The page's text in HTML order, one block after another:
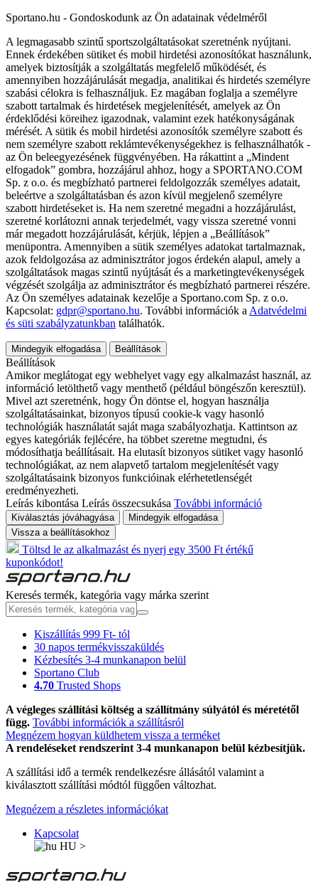
Sportano.hu - Gondoskodunk az Ön adatainak védelméről
A legmagasabb szintű sportszolgáltatásokat szeretnénk nyújtani.
Ennek érdekében sütiket és mobil hirdetési azonosítókat használunk,
amelyek biztosítják a szolgáltatás megfelelő működését, és
amennyiben hozzájárulását megadja, analitikai és hirdetés személyre
szabási célokra is felhasználjuk. Ez magában foglalja a személyre
szabott tartalmak és hirdetések megjelenítését, amelyek az Ön
érdeklődési köreihez igazodnak, valamint ezek hatékonyságának
mérését. A sütik és mobil hirdetési azonosítók személyre szabott és
nem személyre szabott reklámtevékenységekhez is felhasználhatók -
az Ön beleegyezésének függvényében. Ha rákattint a „Mindent
elfogadok” gombra, hozzájárul ahhoz, hogy a SPORTANO.COM
Sp. z o.o. és megbízható partnerei feldolgozzák személyes adatait,
beleértve a szolgáltatásban és azon kívül megjelenő személyre
szabott hirdetéseket is. Ha nem szeretné megadni a hozzájárulást,
szeretné korlátozni annak terjedelmét, vagy vissza szeretné vonni
már megadott hozzájárulását, kérjük, lépjen a „Beállítások”
menüpontra. Amennyiben a sütik személyes adatokat tartalmaznak,
azok feldolgozása az adminisztrátor jogos érdekén alapul, amely a
szolgáltatások magas szintű nyújtását és a marketingtevékenységek
végzését szolgálja az adminisztrátor és megbízható partnerei részére.
Az Ön személyes adatainak kezelője a Sportano.com Sp. z o.o.
Kapcsolat: gdpr@sportano.hu. További információk a Adatvédelmi
és süti szabályzatunkban találhatók.
Mindegyik elfogadása Beállítások
Beállítások
Amikor meglátogat egy webhelyet vagy egy alkalmazást használ, az
információ letölthető vagy menthető (például böngészőn keresztül).
Mivel azt szeretnénk, hogy Ön döntse el, hogyan használja
szolgáltatásainkat, bizonyos típusú cookie-k vagy hasonló
technológiák használatát saját maga szabályozhatja. Kattintson az
egyes kategóriák fejlécére, ha többet szeretne megtudni, és
módosíthatja beállításait. Ha elutasít bizonyos sütiket vagy hasonló
technológiákat, az nem alapvető tartalom megjelenítését vagy
szolgáltatásaink bizonyos funkcióinak elérhetetlenségét
eredményezheti.
Leírás kibontása Leírás összecsukása További információ
Kiválasztás jóváhagyása
Mindegyik elfogadása
Vissza a beállításokhoz
Töltsd le az alkalmazást és nyerj egy 3500 Ft értékű
kuponkódot!
Keresés termék, kategória vagy márka szerint
Kiszállítás 999 Ft- tól
30 napos termékvisszaküldés
Kézbesítés 3-4 munkanapon belül
Sportano Club
4.70 Trusted Shops
A végleges szállítási költség a szállítmány súlyától és méretétől
függ. További információk a szállításról
Megnézem hogyan küldhetem vissza a terméket
A rendeléseket rendszerint 3-4 munkanapon belül kézbesítjük.
A szállítási idő a termék rendelkezésre állásától valamint a
kiválasztott szállítási módtól függően változhat.
Megnézem a részletes információkat
Kapcsolat
HU >